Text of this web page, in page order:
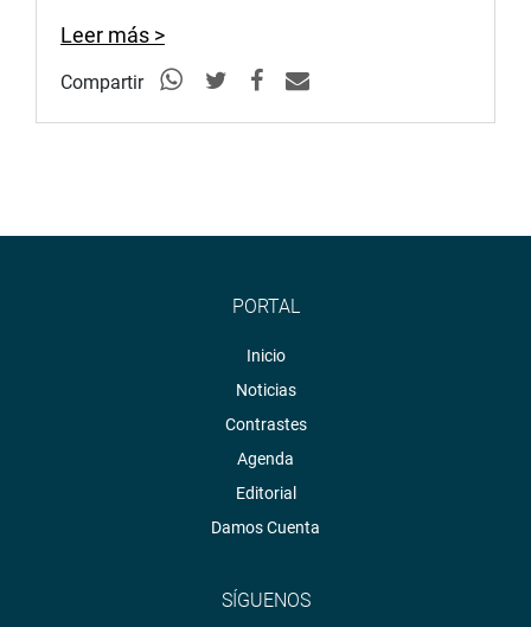
Leer más >
Compartir
PORTAL
Inicio
Noticias
Contrastes
Agenda
Editorial
Damos Cuenta
SÍGUENOS